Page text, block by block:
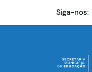
Siga-nos: